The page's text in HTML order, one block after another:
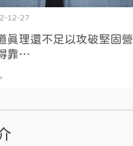
12-27
真理還不足以攻破堅固營
靠⋯